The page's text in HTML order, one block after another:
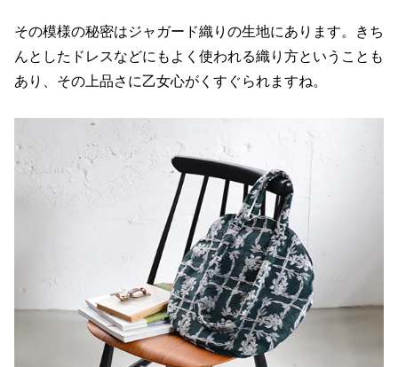
その模様の秘密はジャガード織りの生地にあります。きち
んとしたドレスなどにもよく使われる織り方ということも
あり、その上品さに乙女心がくすぐられますね。